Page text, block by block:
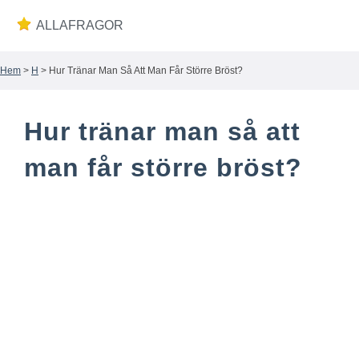
ALLAFRAGOR
Wiki
Hem > H > Hur Tränar Man Så Att Man Får Större Bröst?
Hur tränar man så att
man får större bröst?